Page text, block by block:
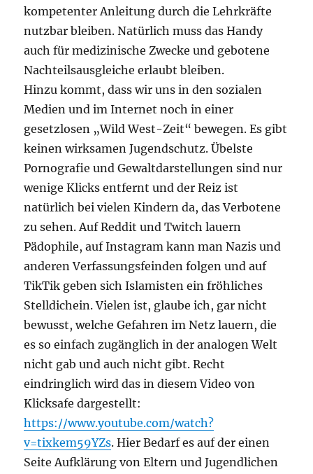
kompetenter Anleitung durch die Lehrkräfte
nutzbar bleiben. Natürlich muss das Handy
auch für medizinische Zwecke und gebotene
Nachteilsausgleiche erlaubt bleiben.
Hinzu kommt, dass wir uns in den sozialen
Medien und im Internet noch in einer
gesetzlosen „Wild West-Zeit“ bewegen. Es gibt
keinen wirksamen Jugendschutz. Übelste
Pornografie und Gewaltdarstellungen sind nur
wenige Klicks entfernt und der Reiz ist
natürlich bei vielen Kindern da, das Verbotene
zu sehen. Auf Reddit und Twitch lauern
Pädophile, auf Instagram kann man Nazis und
anderen Verfassungsfeinden folgen und auf
TikTik geben sich Islamisten ein fröhliches
Stelldichein. Vielen ist, glaube ich, gar nicht
bewusst, welche Gefahren im Netz lauern, die
es so einfach zugänglich in der analogen Welt
nicht gab und auch nicht gibt. Recht
eindringlich wird das in diesem Video von
Klicksafe dargestellt:
https://www.youtube.com/watch?
v=tixkem59YZs. Hier Bedarf es auf der einen
Seite Aufklärung von Eltern und Jugendlichen